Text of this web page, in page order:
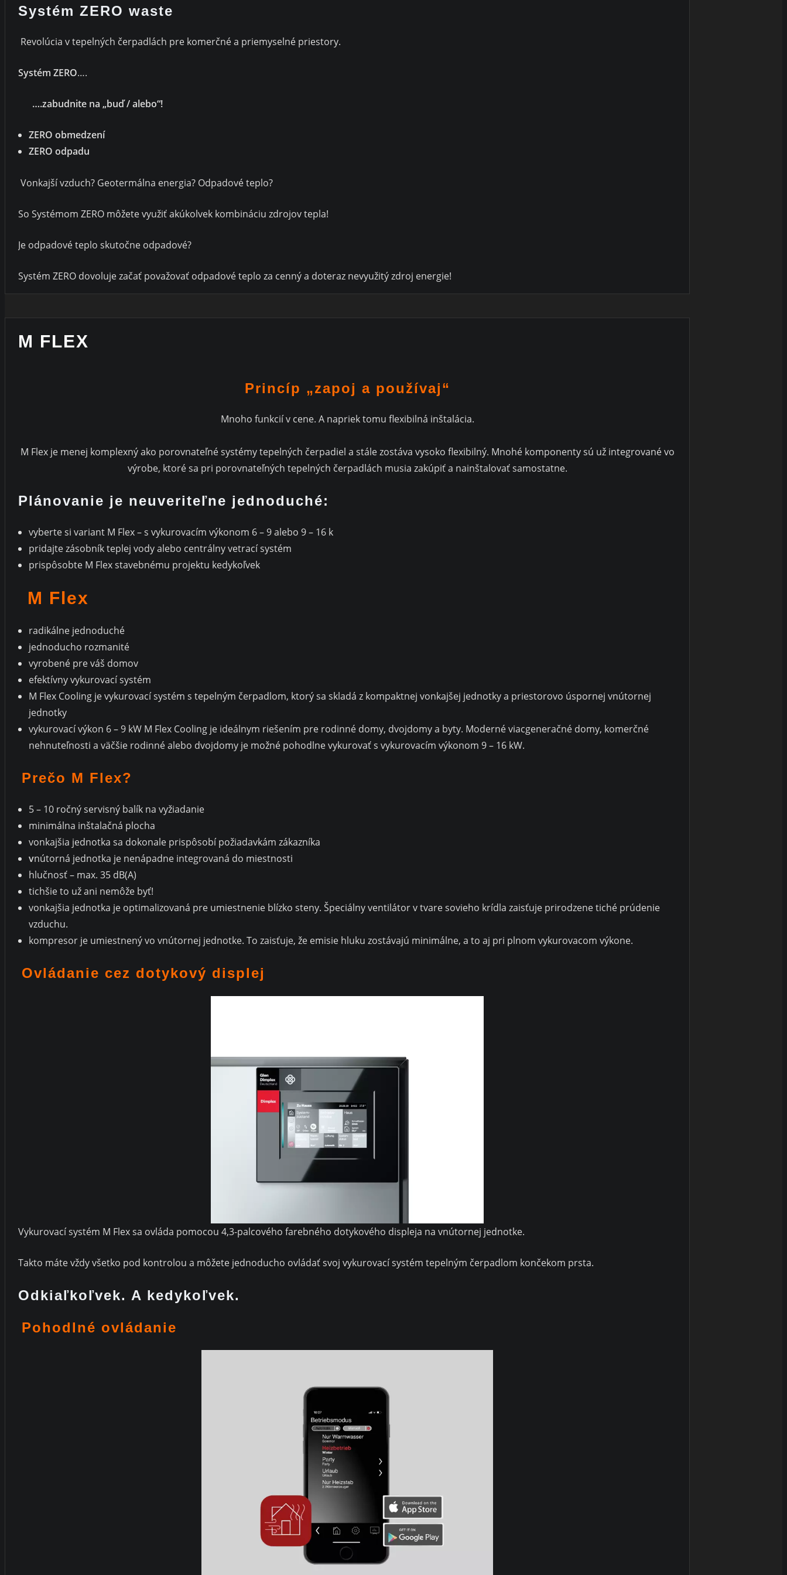
Systém ZERO waste
Revolúcia v tepelných čerpadlách pre komerčné a priemyselné priestory.
Systém ZERO….
….zabudnite na „buď / alebo“!
ZERO obmedzení
ZERO odpadu
Vonkajší vzduch? Geotermálna energia? Odpadové teplo?
So Systémom ZERO môžete využiť akúkolvek kombináciu zdrojov tepla!
Je odpadové teplo skutočne odpadové?
Systém ZERO dovoluje začať považovať odpadové teplo za cenný a doteraz nevyužitý zdroj energie!
M FLEX
Princíp „zapoj a používaj“
Mnoho funkcií v cene. A napriek tomu flexibilná inštalácia.
M Flex je menej komplexný ako porovnateľné systémy tepelných čerpadiel a stále zostáva vysoko flexibilný. Mnohé komponenty sú už integrované vo
výrobe, ktoré sa pri porovnateľných tepelných čerpadlách musia zakúpiť a nainštalovať samostatne.
Plánovanie je neuveriteľne jednoduché:
vyberte si variant M Flex – s vykurovacím výkonom 6 – 9 alebo 9 – 16 k
pridajte zásobník teplej vody alebo centrálny vetrací systém
prispôsobte M Flex stavebnému projektu kedykoľvek
M Flex
radikálne jednoduché
jednoducho rozmanité
vyrobené pre váš domov
efektívny vykurovací systém
M Flex Cooling je vykurovací systém s tepelným čerpadlom, ktorý sa skladá z kompaktnej vonkajšej jednotky a priestorovo úspornej vnútornej
jednotky
vykurovací výkon 6 – 9 kW M Flex Cooling je ideálnym riešením pre rodinné domy, dvojdomy a byty. Moderné viacgeneračné domy, komerčné
nehnuteľnosti a väčšie rodinné alebo dvojdomy je možné pohodlne vykurovať s vykurovacím výkonom 9 – 16 kW.
Prečo M Flex?
5 – 10 ročný servisný balík na vyžiadanie
minimálna inštalačná plocha
vonkajšia jednotka sa dokonale prispôsobí požiadavkám zákazníka
vnútorná jednotka je nenápadne integrovaná do miestnosti
hlučnosť – max. 35 dB(A)
tichšie to už ani nemôže byť!
vonkajšia jednotka je optimalizovaná pre umiestnenie blízko steny. Špeciálny ventilátor v tvare sovieho krídla zaisťuje prirodzene tiché prúdenie
vzduchu.
kompresor je umiestnený vo vnútornej jednotke. To zaisťuje, že emisie hluku zostávajú minimálne, a to aj pri plnom vykurovacom výkone.
Ovládanie cez dotykový displej
Vykurovací systém M Flex sa ovláda pomocou 4,3-palcového farebného dotykového displeja na vnútornej jednotke.
Takto máte vždy všetko pod kontrolou a môžete jednoducho ovládať svoj vykurovací systém tepelným čerpadlom končekom prsta.
Odkiaľkoľvek. A kedykoľvek.
Pohodlné ovládanie